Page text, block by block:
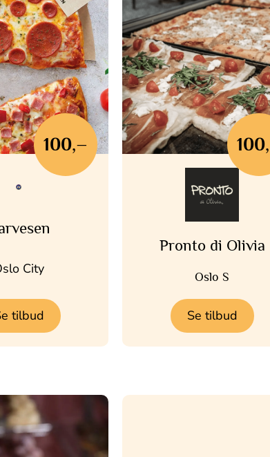
100,–
City
tilbud
Pronto di Olivia
Oslo S
Se tilbud